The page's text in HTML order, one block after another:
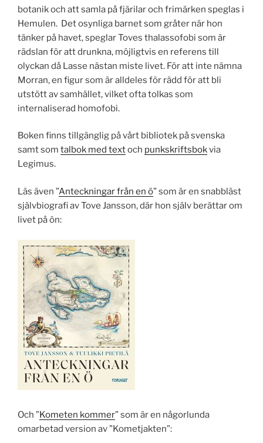
botanik och att samla på fjärilar och frimärken speglas i
Hemulen. Det osynliga barnet som gråter när hon
tänker på havet, speglar Toves thalassofobi som är
rädslan för att drunkna, möjligtvis en referens till
olyckan då Lasse nästan miste livet. För att inte nämna
Morran, en figur som är alldeles för rädd för att bli
utstött av samhället, vilket ofta tolkas som
internaliserad homofobi.
Boken finns tillgänglig på vårt bibliotek på svenska
samt som talbok med textoch punkskriftsbokvia
Legimus.
Läs även ”Anteckningar från en ö” som är en snabbläst
självbiografi av Tove Jansson, där hon själv berättar om
livet på ön:
Och ”Kometen kommer” som är en någorlunda
omarbetad version av ”Kometjakten”: